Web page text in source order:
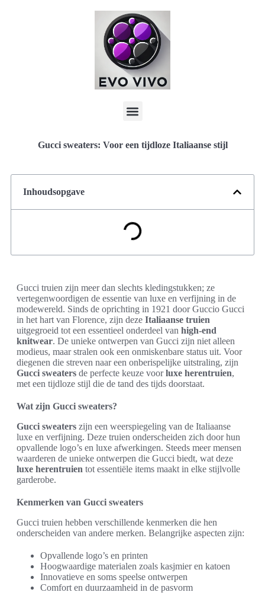
Gucci sweaters: Voor een tijdloze Italiaanse stijl
Inhoudsopgave
Gucci truien zijn meer dan slechts kledingstukken; ze
vertegenwoordigen de essentie van luxe en verfijning in de
modewereld. Sinds de oprichting in 1921 door Guccio Gucci
in het hart van Florence, zijn deze Italiaanse truien
uitgegroeid tot een essentieel onderdeel van high-end
knitwear. De unieke ontwerpen van Gucci zijn niet alleen
modieus, maar stralen ook een onmiskenbare status uit. Voor
diegenen die streven naar een onberispelijke uitstraling, zijn
Gucci sweaters de perfecte keuze voorluxe herentruien,
met een tijdloze stijl die de tand des tijds doorstaat.
Wat zijn Gucci sweaters?
Gucci sweaters zijn een weerspiegeling van de Italiaanse
luxe en verfijning. Deze truien onderscheiden zich door hun
opvallende logo’s en luxe afwerkingen. Steeds meer mensen
waarderen de unieke ontwerpen die Gucci biedt, wat deze
luxe herentruien tot essentiële items maakt in elke stijlvolle
garderobe.
Kenmerken van Gucci sweaters
Gucci truien hebben verschillende kenmerken die hen
onderscheiden van andere merken. Belangrijke aspecten zijn:
Opvallende logo’s en printen
Hoogwaardige materialen zoals kasjmier en katoen
Innovatieve en soms speelse ontwerpen
Comfort en duurzaamheid in de pasvorm